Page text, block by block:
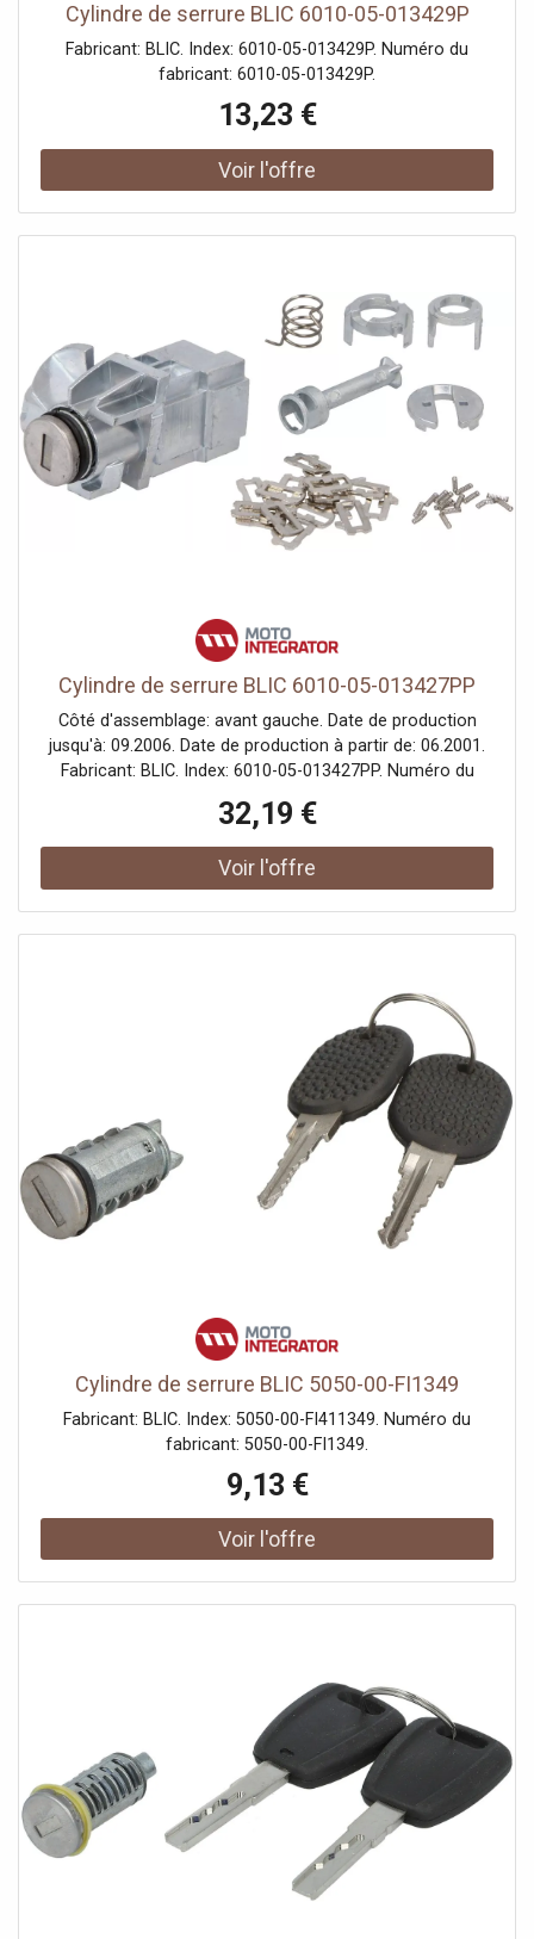
Cylindre de serrure BLIC 6010-05-013429P
Fabricant: BLIC. Index: 6010-05-013429P. Numéro du
fabricant: 6010-05-013429P.
13,23 €
Cylindre de serrure BLIC 6010-05-013427PP
Côté d'assemblage: avant gauche. Date de production
jusqu'à: 09.2006. Date de production à partir de: 06.2001.
Fabricant: BLIC. Index: 6010-05-013427PP. Numéro du
32,19 €
Cylindre de serrure BLIC 5050-00-FI1349
Fabricant: BLIC. Index: 5050-00-FI411349. Numéro du
fabricant: 5050-00-FI1349.
9,13 €